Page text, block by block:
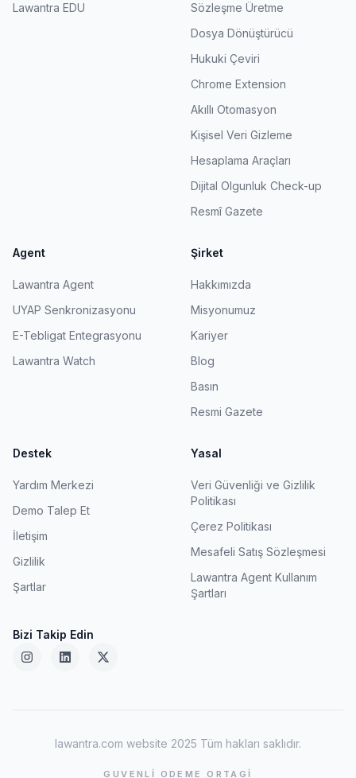
Lawantra EDU
Sözleşme Üretme
Dosya Dönüştürücü
Hukuki Çeviri
Chrome Extension
Akıllı Otomasyon
Kişisel Veri Gizleme
Hesaplama Araçları
Dijital Olgunluk Check-up
Resmî Gazete
Agent
Lawantra Agent
UYAP Senkronizasyonu
E-Tebligat Entegrasyonu
Lawantra Watch
Şirket
Hakkımızda
Misyonumuz
Kariyer
Blog
Basın
Resmi Gazete
Destek
Yardım Merkezi
Demo Talep Et
İletişim
Gizlilik
Şartlar
Yasal
Veri Güvenliği ve Gizlilik
Politikası
Çerez Politikası
Mesafeli Satış Sözleşmesi
Lawantra Agent Kullanım
Şartları
Bizi Takip Edin
lawantra.com website 2025 Tüm hakları saklıdır.
GUVENLI ODEME ORTAGI